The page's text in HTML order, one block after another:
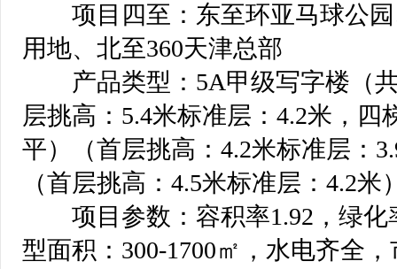
项目四至：东至环亚马球公园
用地、北至360天津总部
产品类型：5A甲级写字楼（共
层挑高：5.4米标准层：4.2米，四
平）（首层挑高：4.2米标准层：
（首层挑高：4.5米标准层：4.2米
项目参数：容积率1.92，绿化
型面积：300-1700㎡，水电齐全